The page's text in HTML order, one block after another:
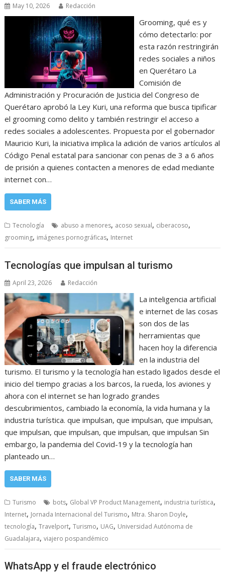
May 10, 2026 Redacción
Grooming, qué es y
cómo detectarlo: por
esta razón restringirán
redes sociales a niños
en Querétaro La
Comisión de
Administración y Procuración de Justicia del Congreso de
Querétaro aprobó la Ley Kuri, una reforma que busca tipificar
el grooming como delito y también restringir el acceso a
redes sociales a adolescentes. Propuesta por el gobernador
Mauricio Kuri, la iniciativa implica la adición de varios artículos al
Código Penal estatal para sancionar con penas de 3 a 6 años
de prisión a quienes contacten a menores de edad mediante
internet con…
SABER MÁS
Tecnología abuso a menores, acoso sexual, ciberacoso,
grooming, imágenes pornográficas, Internet
Tecnologías que impulsan al turismo
April 23, 2026 Redacción
La inteligencia artificial
e internet de las cosas
son dos de las
herramientas que
hacen hoy la diferencia
en la industria del
turismo. El turismo y la tecnología han estado ligados desde el
inicio del tiempo gracias a los barcos, la rueda, los aviones y
ahora con el internet se han logrado grandes
descubrimientos, cambiado la economía, la vida humana y la
industria turística. que impulsan, que impulsan, que impulsan,
que impulsan, que impulsan, que impulsan, que impulsan Sin
embargo, la pandemia del Covid-19 y la tecnología han
planteado un…
SABER MÁS
Turismo bots, Global VP Product Management, industria turística,
Internet, Jornada Internacional del Turismo, Mtra. Sharon Doyle,
tecnología,Travelport,Turismo, UAG, Universidad Autónoma de
Guadalajara,viajero pospandémico
WhatsApp y el fraude electrónico